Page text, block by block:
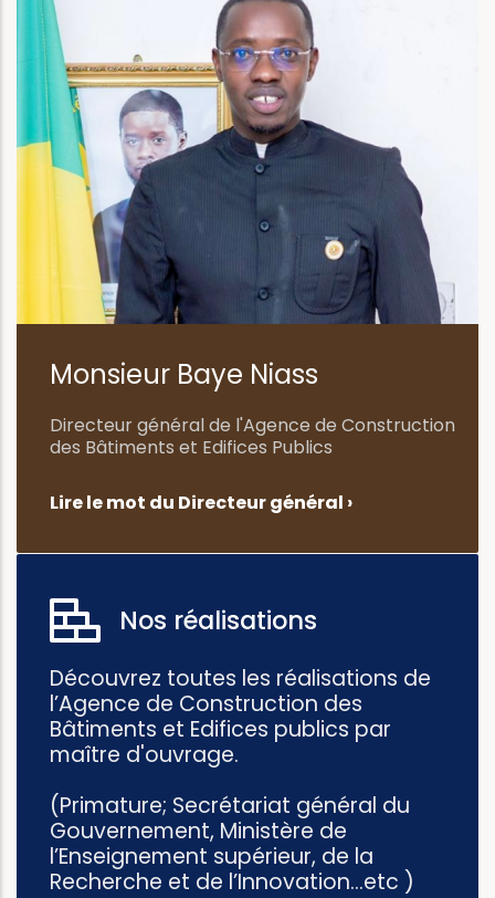
Monsieur Baye Niass
Directeur général de l'Agence de Construction
des Bâtiments et Edifices Publics
Lire le mot du Directeur général ›
Nos réalisations
Découvrez toutes les réalisations de
l’Agence de Construction des
Bâtiments et Edifices publics par
maître d'ouvrage.
(Primature; Secrétariat général du
Gouvernement, Ministère de
l’Enseignement supérieur, de la
Recherche et de l’Innovation...etc )